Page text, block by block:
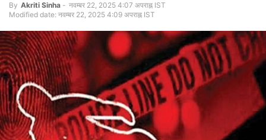
By Akriti Sinha - नवम्बर 22, 2025 4:07 अपराह्न IST
Modified date: नवम्बर 22, 2025 4:09 अपराह्न IST